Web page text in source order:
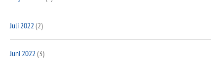
Juli 2022 (2)
Juni 2022 (3)